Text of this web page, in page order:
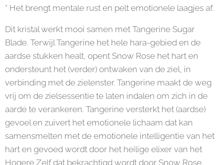
* Het brengt mentale rust en pelt emotionele laagjes af.
Dit kristal werkt mooi samen met Tangerine Sugar
Blade. Terwijl Tangerine het hele hara-gebied en de
aardse stukken healt, opent Snow Rose het hart en
ondersteunt het (verder) ontwaken van de ziel, in
verbinding met de zielenster. Tangerine maakt de weg
vrij om de zielsessentie te laten indalen om zich in de
aarde te verankeren. Tangerine versterkt het (aardse)
gevoel en zuivert het emotionele lichaam dat kan
samensmelten met de emotionele intelligentie van het
hart en gevoed wordt door het heilige elixer van het
Hogere Zelf dat bekrachtigd wordt door Snow Rose.